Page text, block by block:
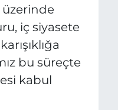
iç siyasete
bu süreçte
kabul